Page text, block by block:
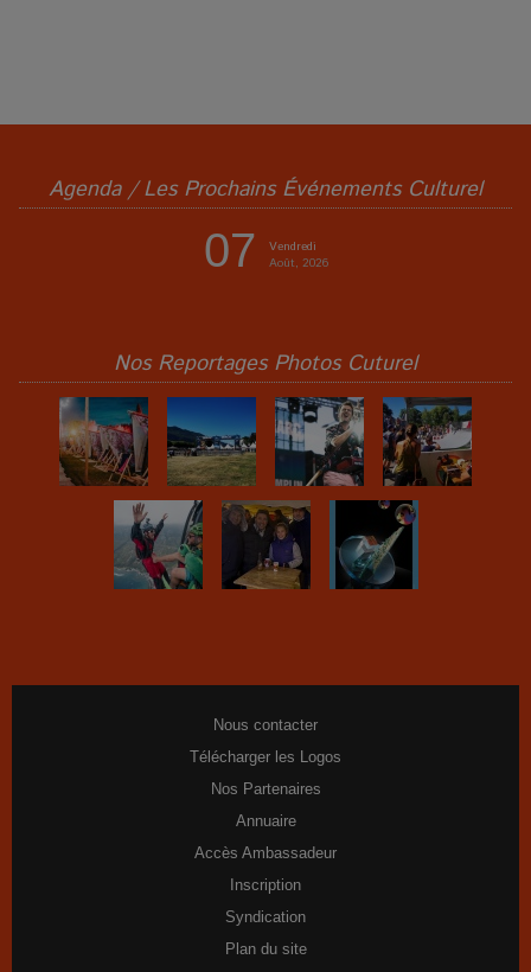
Agenda / Les Prochains Événements Culturel
07
Vendredi
Août, 2026
Nos Reportages Photos Cuturel
Nous contacter
Télécharger les Logos
Nos Partenaires
Annuaire
Accès Ambassadeur
Inscription
Syndication
Plan du site